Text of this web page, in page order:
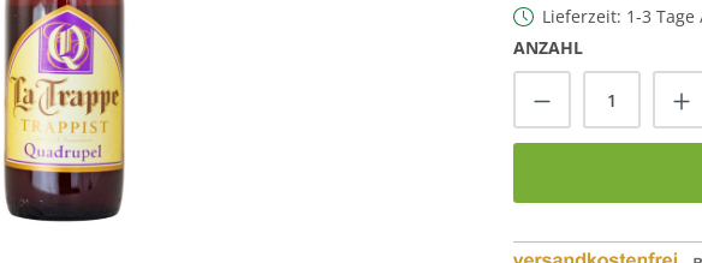
Lieferzeit: 1-3
ANZAHL
Produkt